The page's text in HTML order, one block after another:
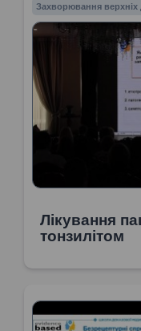
Захворювання верхніх
Лікування
тонзилітом